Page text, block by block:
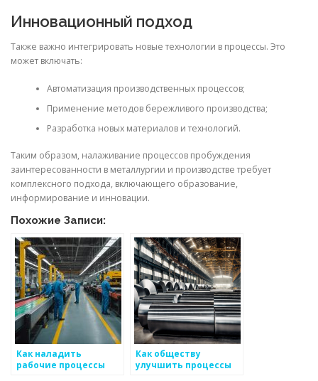
Инновационный подход
Также важно интегрировать новые технологии в процессы. Это
может включать:
Автоматизация производственных процессов;
Применение методов бережливого производства;
Разработка новых материалов и технологий.
Таким образом, налаживание процессов пробуждения
заинтересованности в металлургии и производстве требует
комплексного подхода, включающего образование,
информирование и инновации.
Похожие Записи:
Как наладить
рабочие процессы
Как обществу
улучшить процессы